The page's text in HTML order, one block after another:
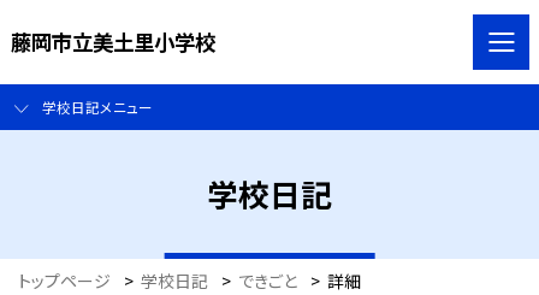
藤岡市立美土里小学校
学校日記メニュー
学校日記
トップページ > 学校日記 > できごと > 詳細